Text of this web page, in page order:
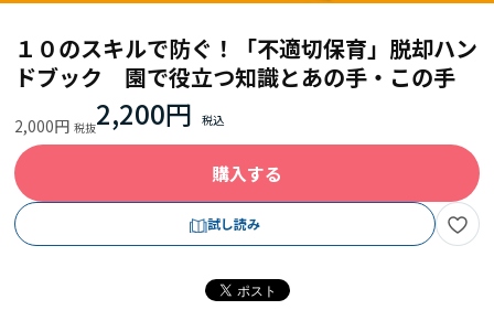
１０のスキルで防ぐ！「不適切保育」脱却ハン
ドブック 園で役立つ知識とあの手・この手
2,000円 2,200円
購入する
試し読み